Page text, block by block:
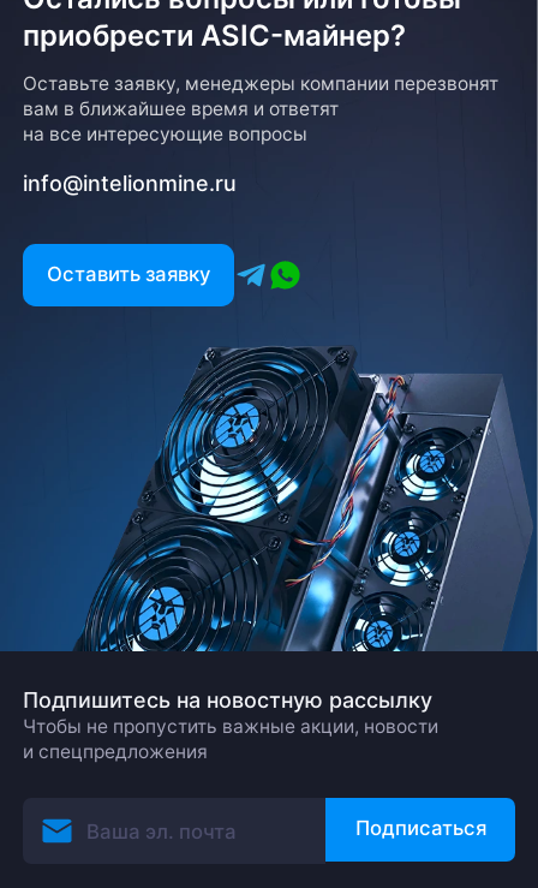
Для того, чтобы оформить возврат товара, клиенту
необходимо связаться с менеджером, который
в соответствии с регламентом Компании после
Есть вопрос?
Заполните форму и мы свяжемся с вами в
Заказать звонок
приобрести ASIC-майнер?
Оставьте заявку, менеджеры компании перезвонят
вам в ближайшее время и ответят
на все интересующие вопросы
info@intelionmine.ru
Оставить заявку
Подпишитесь на новостную рассылку
Чтобы не пропустить важные акции, новости
и спецпредложения
Подписаться